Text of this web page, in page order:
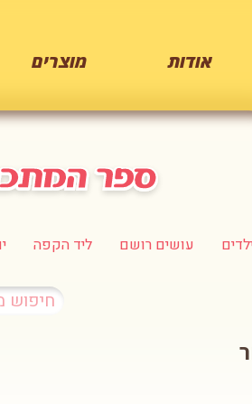
אודות מוצרים
עושים רושם ליד הקפה